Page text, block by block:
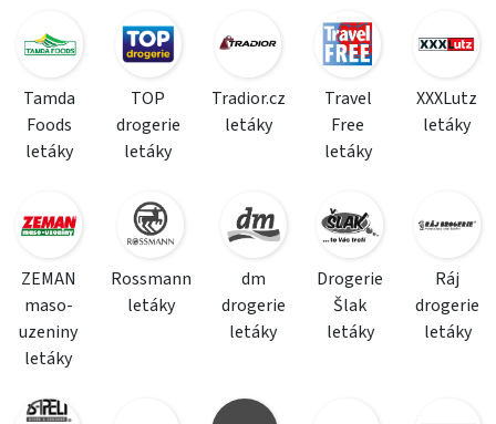
Tamda
Foods
letáky
TOP
drogerie
letáky
Tradior.cz
letáky
Travel
Free
letáky
XXXLutz
letáky
ZEMAN
maso-
uzeniny
letáky
Rossmann
letáky
dm
drogerie
letáky
Drogerie
Šlak
letáky
Ráj
drogerie
letáky